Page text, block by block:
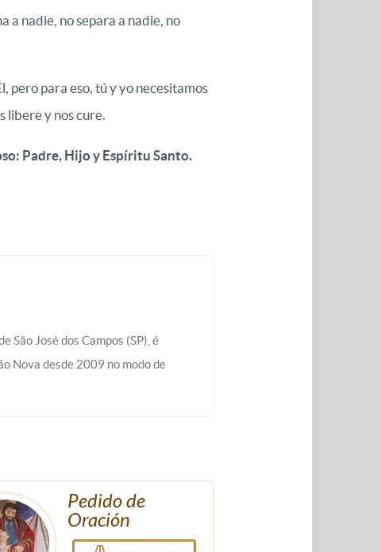
a nadie, no separa a nadie, no
pero para eso, tú y yo necesitamos
libere y nos cure.
Padre, Hijo y Espíritu Santo.
São José dos Campos (SP), é
Nova desde 2009 no modo de
Pedido de
Oración